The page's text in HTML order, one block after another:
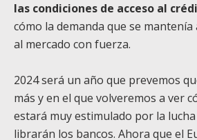
las condiciones de acceso al
cómo la demanda que se
al mercado con fuerza.
2024 será un año que prevemos
más y en el que volveremos a ver
estará muy estimulado por la
librarán los bancos. Ahora que el